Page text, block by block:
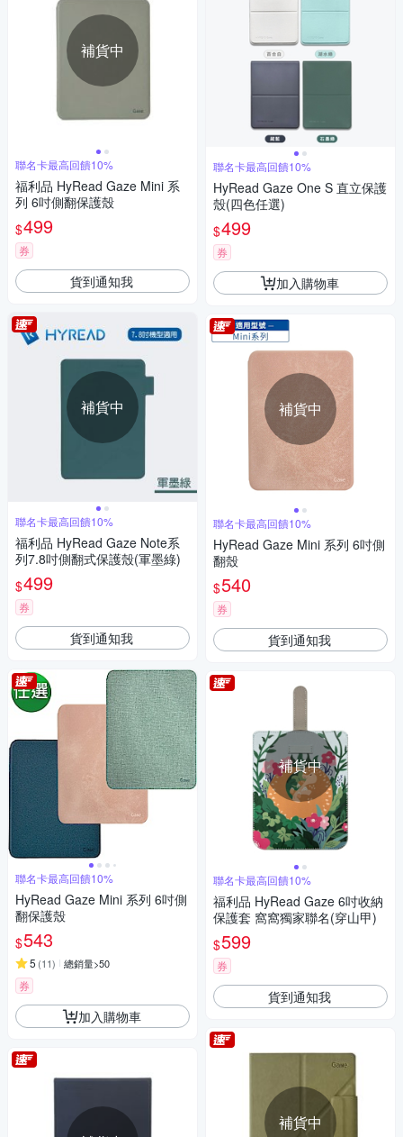
補貨中
聯名卡最高回饋10%
福利品 HyRead Gaze Mini 系
列 6吋側翻保護殼
$499
券
貨到通知我
補貨中
聯名卡最高回饋10%
福利品 HyRead Gaze Note系
列7.8吋側翻式保護殼(軍墨綠)
$499
券
貨到通知我
聯名卡最高回饋10%
HyRead Gaze Mini 系列 6吋側
翻保護殼
$543
5 (11) 總銷量>50
券
加入購物車
聯名卡最高回饋10%
HyRead Gaze One S 直立保護
殼(四色任選)
$499
券
加入購物車
補貨中
聯名卡最高回饋10%
HyRead Gaze Mini 系列 6吋側
翻殼
$540
券
貨到通知我
補貨中
聯名卡最高回饋10%
福利品 HyRead Gaze 6吋收納
保護套 窩窩獨家聯名(穿山甲)
$599
券
貨到通知我
補貨中